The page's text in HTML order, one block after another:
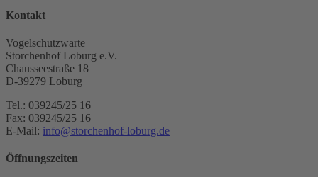
Kontakt
Vogelschutzwarte
Storchenhof Loburg e.V.
Chausseestraße 18
D-39279 Loburg
Tel.: 039245/25 16
Fax: 039245/25 16
E-Mail: info@storchenhof-loburg.de
Öffnungszeiten